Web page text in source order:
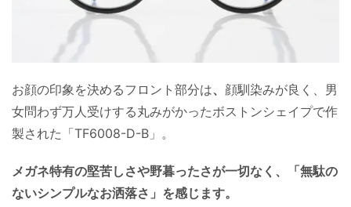
お顔の印象を決めるフロント部分は、 顔馴染みが良く、男
女問わず万人受けする丸みがかったボストンシェイプで作
製された「TF6008-D-B」。
メガネ特有の堅苦しさや野暮ったさが一切なく、「無駄の
ないシンプルなお洒落さ」を感じます。